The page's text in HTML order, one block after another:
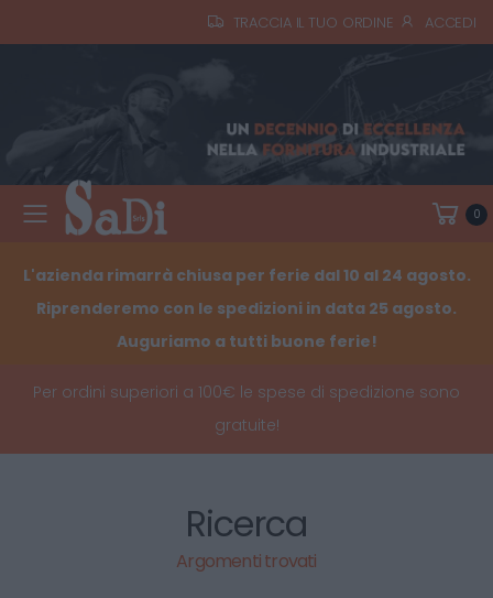
TRACCIA IL TUO ORDINE ACCEDI
Toggle mobile menu 0
L'azienda rimarrà chiusa per ferie dal 10 al 24 agosto.
Riprenderemo con le spedizioni in data 25 agosto.
Auguriamo a tutti buone ferie!
Per ordini superiori a 100€ le spese di spedizione sono
gratuite!
Ricerca
Argomenti trovati